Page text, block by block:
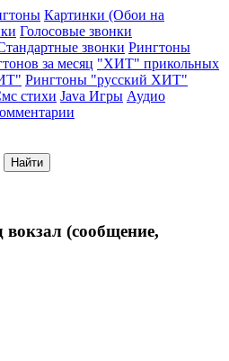
Картинки (Обои на
Голосовые звонки
звонки Рингтоны
за месяц "ХИТ" прикольных
Рингтоны "русский ХИТ"
стихи Java Игры Аудио
Найти
(сообщение,